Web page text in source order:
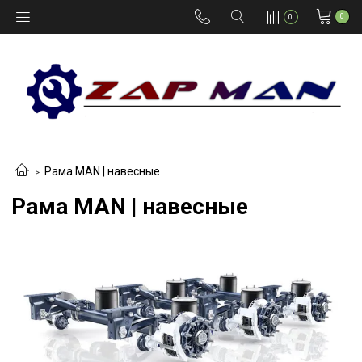
0 0
Рама MAN | навесные
Рама MAN | навесные